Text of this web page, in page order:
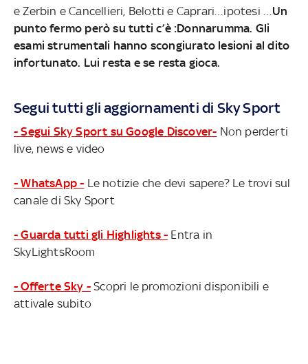
e Zerbin e Cancellieri, Belotti e Caprari…ipotesi … Un
punto fermo però su tutti c’è :Donnarumma. Gli
esami strumentali hanno scongiurato lesioni al dito
infortunato. Lui resta e se resta gioca.
Segui tutti gli aggiornamenti di Sky Sport
- Segui Sky Sport su Google Discover- Non perderti
live, news e video
- WhatsApp - Le notizie che devi sapere? Le trovi sul
canale di Sky Sport
- Guarda tutti gli Highlights - Entra in
SkyLightsRoom
- Offerte Sky - Scopri le promozioni disponibili e
attivale subito